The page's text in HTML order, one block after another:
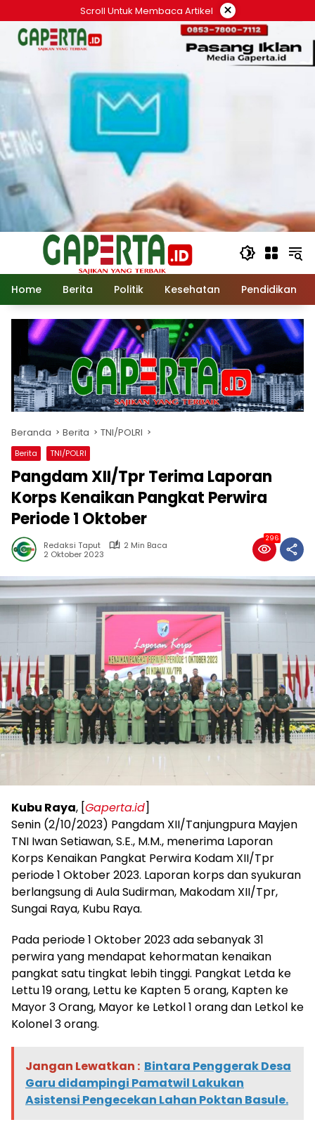
ke
konten
Scroll Untuk Membaca Artikel ×
Home Berita Politik Kesehatan Pendidikan
Beranda Berita TNI/POLRI
Berita TNI/POLRI
Pangdam XII/Tpr Terima Laporan
Korps Kenaikan Pangkat Perwira
Periode 1 Oktober
Redaksi Taput
2 Min Baca
2 Oktober 2023
296
Kubu Raya, [Gaperta.id]
Senin (2/10/2023) Pangdam XII/Tanjungpura Mayjen
TNI Iwan Setiawan, S.E., M.M., menerima Laporan
Korps Kenaikan Pangkat Perwira Kodam XII/Tpr
periode 1 Oktober 2023. Laporan korps dan syukuran
berlangsung di Aula Sudirman, Makodam XII/Tpr,
Sungai Raya, Kubu Raya.
Pada periode 1 Oktober 2023 ada sebanyak 31
perwira yang mendapat kehormatan kenaikan
pangkat satu tingkat lebih tinggi. Pangkat Letda ke
Lettu 19 orang, Lettu ke Kapten 5 orang, Kapten ke
Mayor 3 Orang, Mayor ke Letkol 1 orang dan Letkol ke
Kolonel 3 orang.
Jangan Lewatkan : Bintara Penggerak Desa
Garu didampingi Pamatwil Lakukan
Asistensi Pengecekan Lahan Poktan Basule.